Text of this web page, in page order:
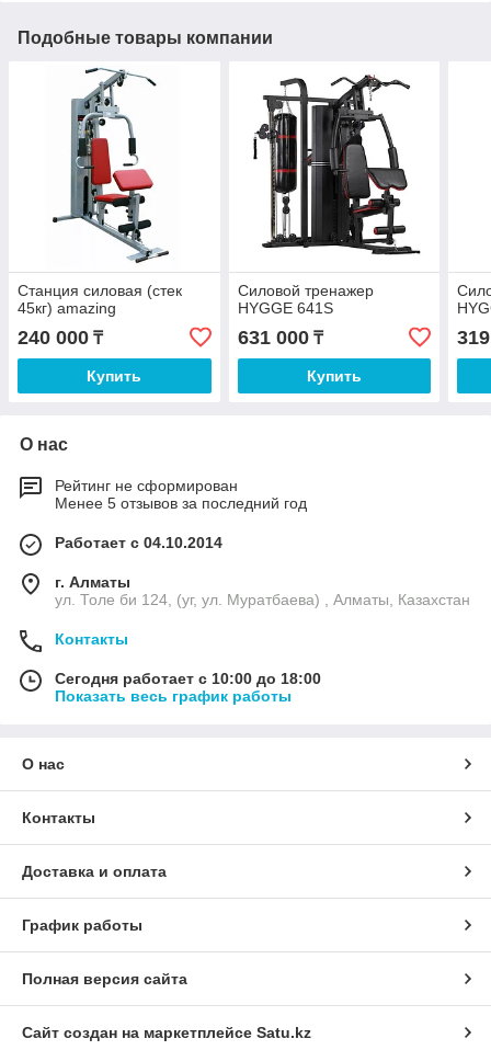
Подобные товары компании
Станция силовая (стек
45кг) amazing
240 000 ₸
Купить
Силовой тренажер
HYGGE 641S
631 000₸
Купить
О нас
Рейтинг не сформирован
Менее 5 отзывов за последний год
Работает с 04.10.2014
г. Алматы
ул. Толе би 124, (уг, ул. Муратбаева) , Алматы, Казахстан
Контакты
Сегодня работает с 10:00 до 18:00
Показать весь график работы
О нас
Контакты
Доставка и оплата
График работы
Полная версия сайта
Сайт создан на маркетплейсе Satu.kz